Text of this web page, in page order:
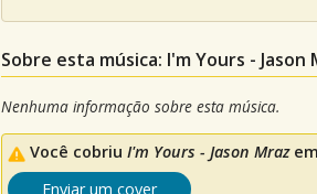
Sobre esta música: I'm Yours - Jason
Nenhuma informação sobre esta música.
Você cobriu I'm Yours - Jason Mraz
Enviar um cover